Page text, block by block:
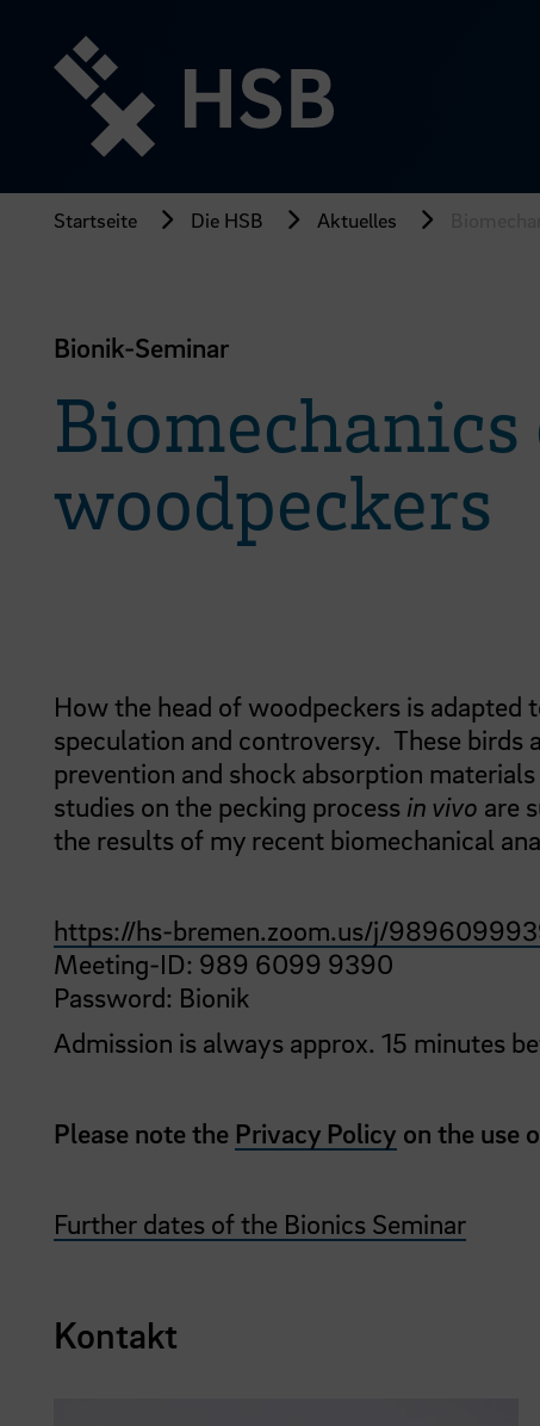
Seiteninhalt
springen
Startseite Die HSB Aktuelles
Bionik-Seminar
woodpeckers
How the head of woodpeckers is
speculation and controversy. These birds
prevention and shock absorption
studies on the pecking process in vivo are
the results of my recent biomechanical
https://hs-bremen.zoom.us/j/
Meeting-ID: 989 6099 9390
Password: Bionik
Admission is always approx. 15 minutes
Please note the Privacy Policy on the use
Further dates of the Bionics Seminar
Kontakt